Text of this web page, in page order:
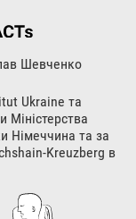
Шевченко
Ukraine та
Міністерства
Німеччина та за
Kreuzberg в